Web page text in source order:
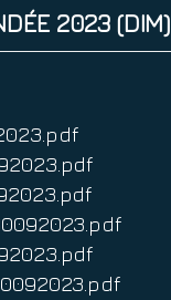
2023 (DIM)